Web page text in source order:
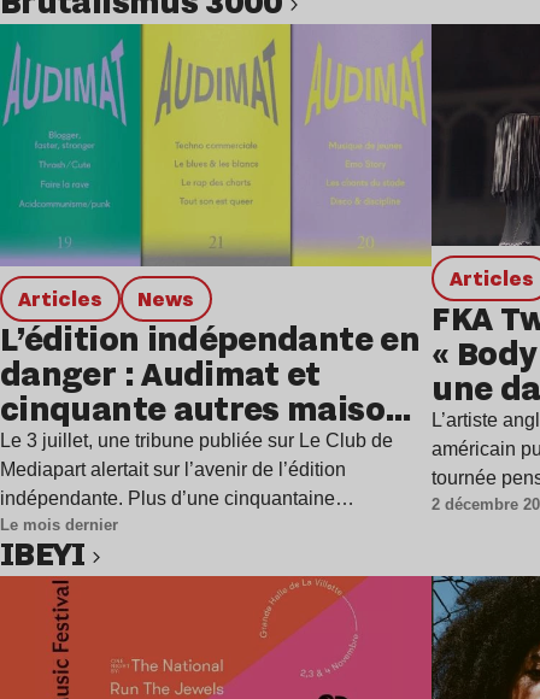
Articles news
L’édition indépendante en
danger : Audimat et
cinquante autres maisons
d’édition alertent
Le 3 juillet, une tribune publiée sur Le Club de
Mediapart alertait sur l’avenir de l’édition
indépendante. Plus d’une cinquantaine…
Le mois dernier
Articles
FKA
«
une
L’artiste
américain
tournée
2 décembre
Lire l’article
IBEYI
Lire l’article